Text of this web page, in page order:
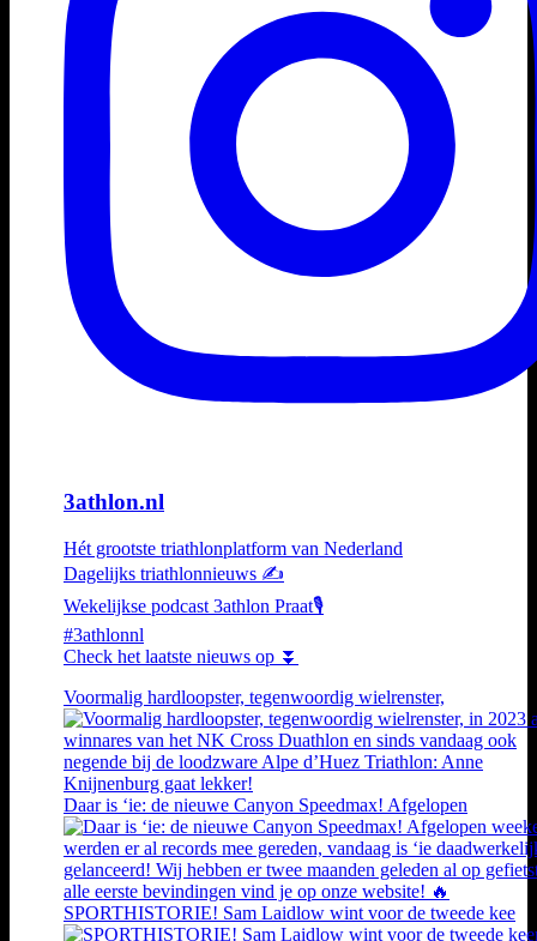
3athlon.nl
Hét grootste triathlonplatform van Nederland
Dagelijks triathlonnieuws ✍️
Wekelijkse podcast 3athlon Praat🎙️
#3athlonnl
Check het laatste nieuws op ⏬
Voormalig hardloopster, tegenwoordig wielrenster,
Daar is ‘ie: de nieuwe Canyon Speedmax! Afgelopen
SPORTHISTORIE! Sam Laidlow wint voor de tweede kee